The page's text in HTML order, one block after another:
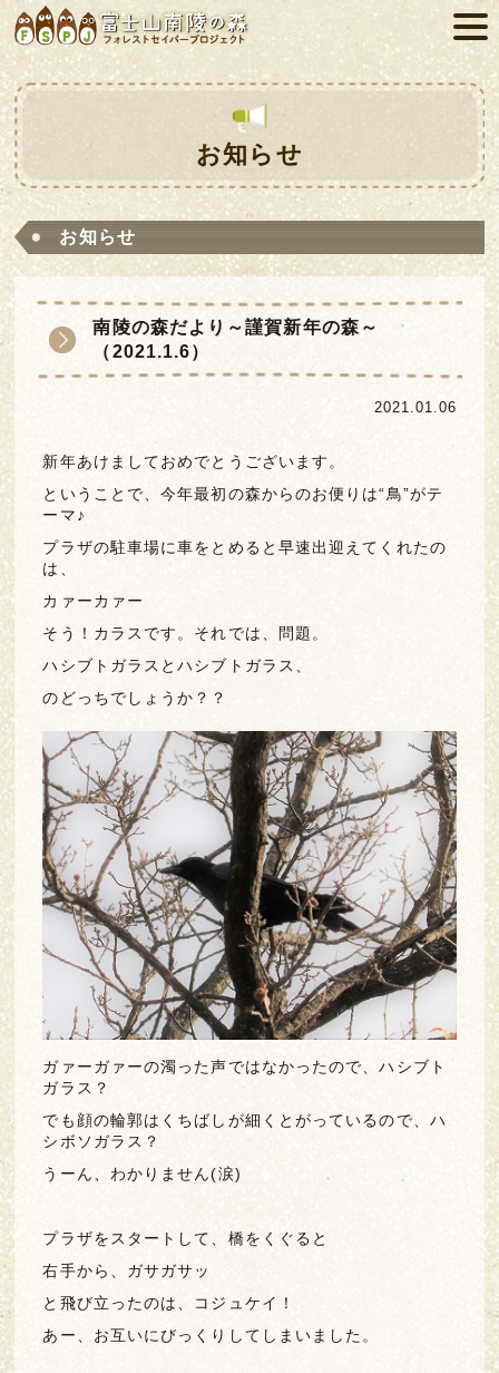
お知らせ
お知らせ
南陵の森だより～謹賀新年の森～
（2021.1.6）
2021.01.06
新年あけましておめでとうございます。
ということで、今年最初の森からのお便りは“鳥”がテ
ーマ♪
プラザの駐車場に車をとめると早速出迎えてくれたの
は、
カァーカァー
そう！カラスです。それでは、問題。
ハシブトガラスとハシブトガラス、
のどっちでしょうか？？
ガァーガァーの濁った声ではなかったので、ハシブト
ガラス？
でも顔の輪郭はくちばしが細くとがっているので、ハ
シボソガラス？
うーん、わかりません(涙)
プラザをスタートして、橋をくぐると
右手から、ガサガサッ
と飛び立ったのは、コジュケイ！
あー、お互いにびっくりしてしまいました。